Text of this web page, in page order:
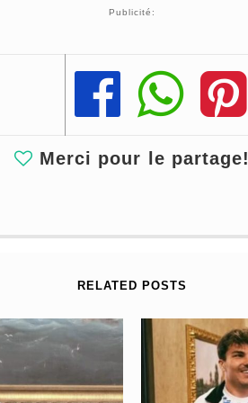
Publicité:
Share
Share
Share
Merci pour le partage!
RELATED POSTS